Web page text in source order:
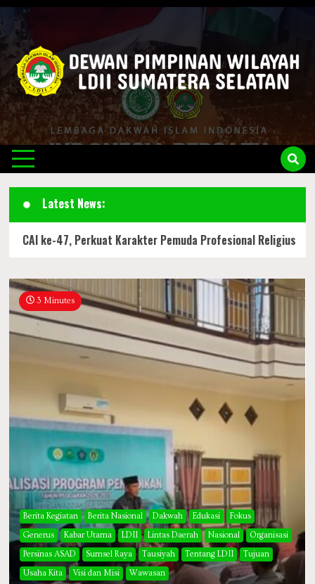
Skip
content
LDII
Sumsel
Official Website
Latest News:
ke-47, Perkuat Karakter Pemuda Profesional Religius
3 Minutes
Berita Kegiatan Berita Nasional Dakwah Edukasi Fokus
Generus Kabar Utama LDII Lintas Daerah Nasional Organisasi
Persinas ASAD Sumsel Raya Tausiyah Tentang LDII Tujuan
Usaha Kita Visi dan Misi Wawasan